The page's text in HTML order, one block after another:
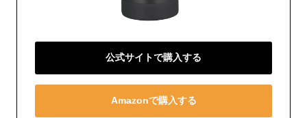
公式サイトで購入する
Amazonで購入する